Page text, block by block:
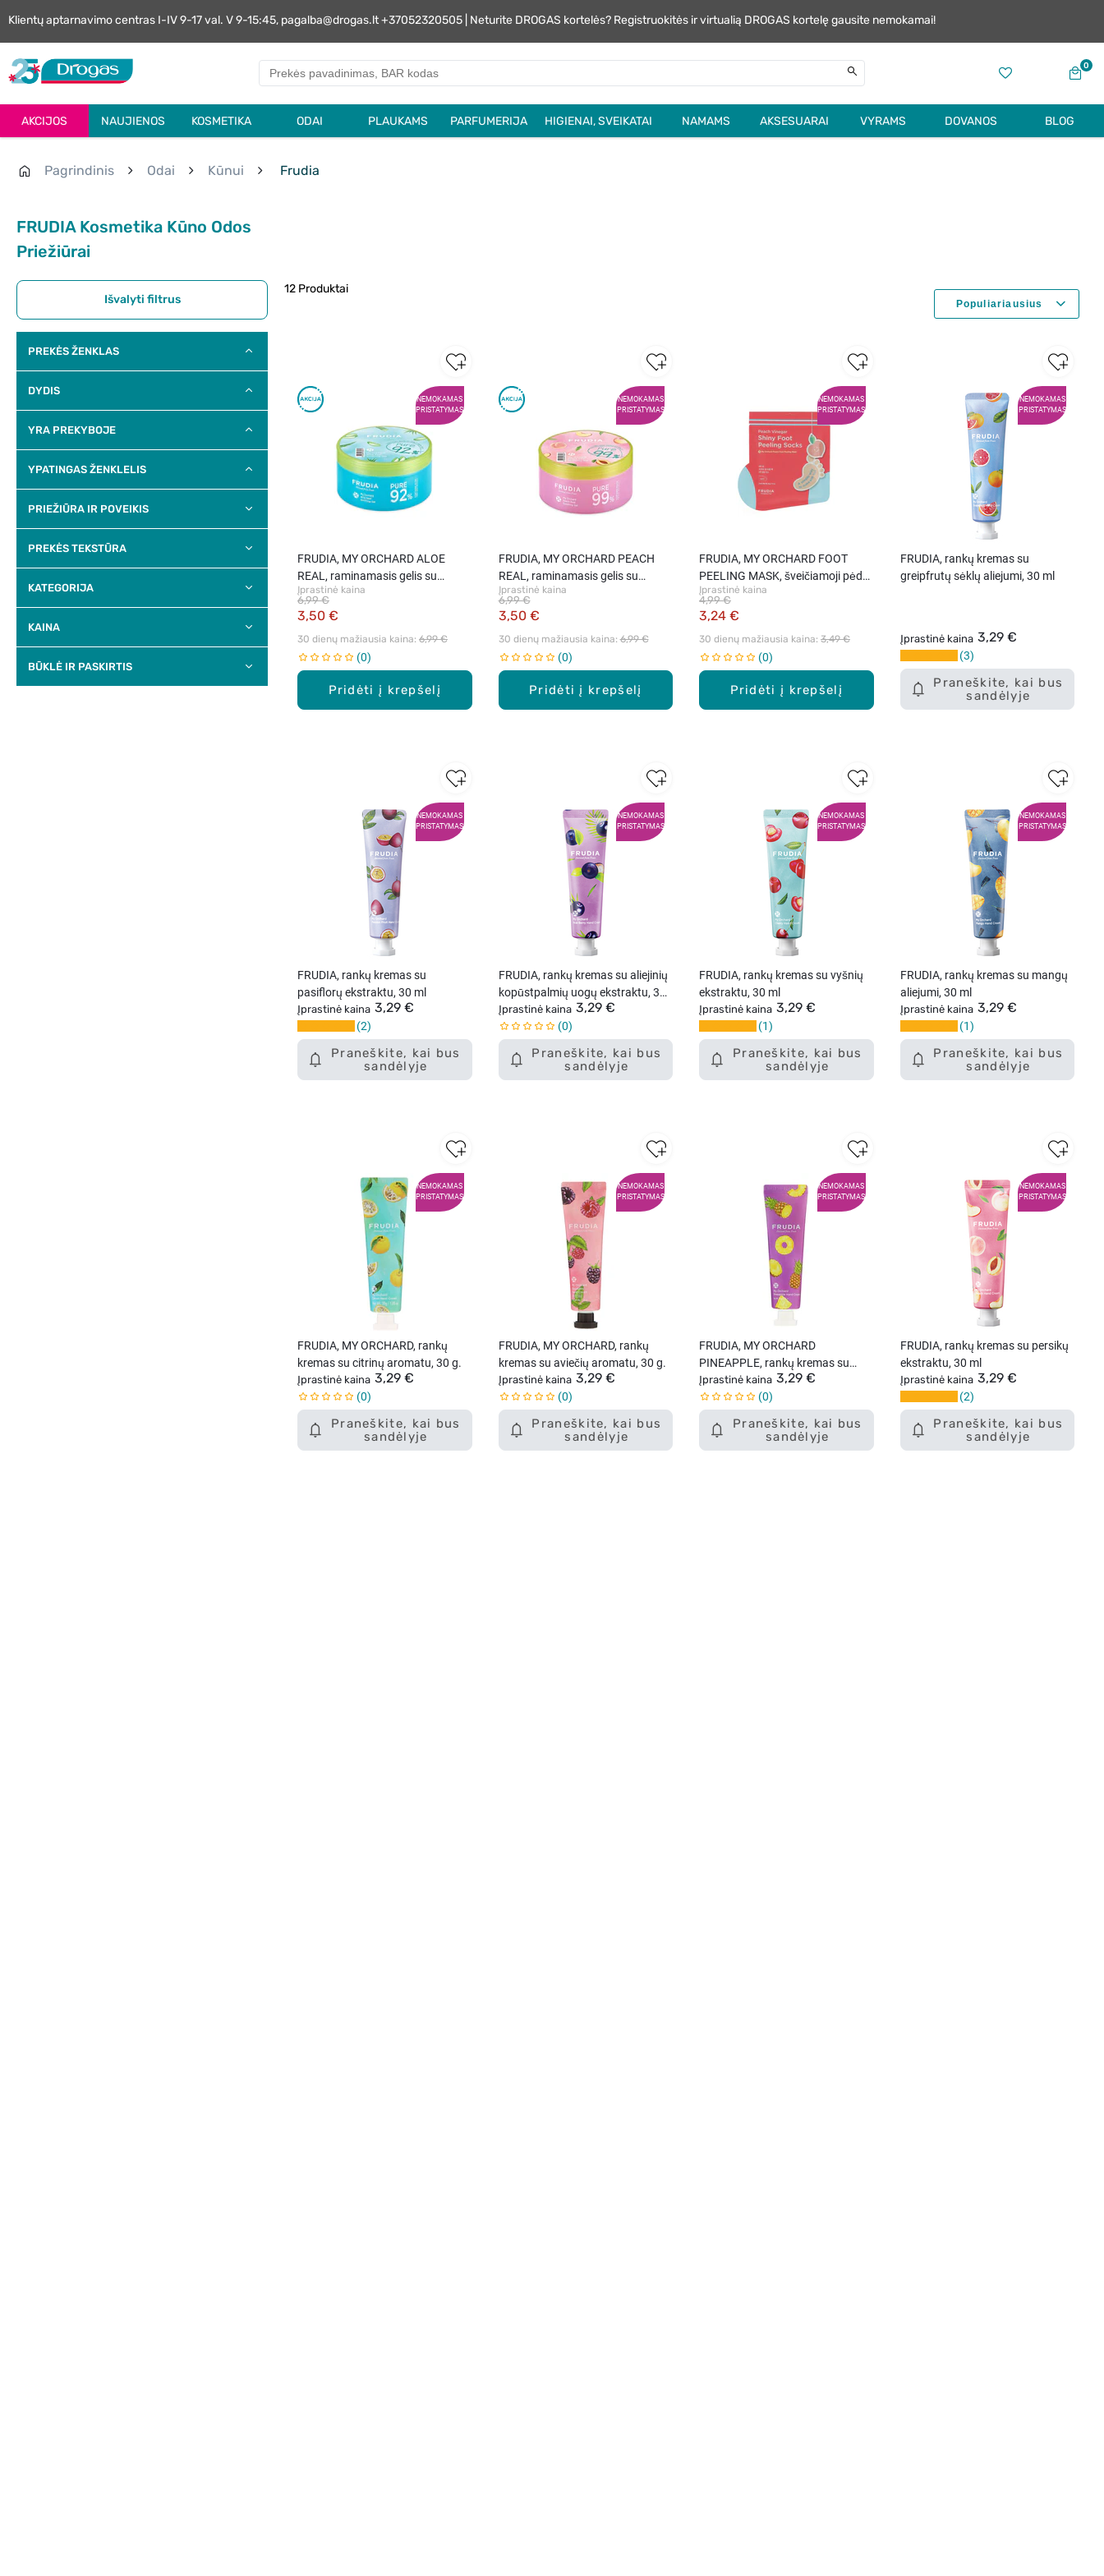
Klientų aptarnavimo centras I-IV 9-17 val. V 9-15:45, pagalba@drogas.lt +37052320505 | Neturite DROGAS kortelės? Registruokitės ir virtualią DROGAS kortelę gausite nemokamai!
0
AKCIJOS NAUJIENOS KOSMETIKA ODAI PLAUKAMS PARFUMERIJA HIGIENAI, SVEIKATAI NAMAMS AKSESUARAI VYRAMS DOVANOS BLOG
Pagrindinis Odai Kūnui Frudia
FRUDIA Kosmetika Kūno Odos
Priežiūrai
Išvalyti filtrus
PREKĖS ŽENKLAS
DYDIS
YRA PREKYBOJE
YPATINGAS ŽENKLELIS
PRIEŽIŪRA IR POVEIKIS
PREKĖS TEKSTŪRA
KATEGORIJA
KAINA
BŪKLĖ IR PASKIRTIS
12 Produktai
NEMOKAMAS
PRISTATYMAS
Pridėti į krepšelį
FRUDIA, MY ORCHARD ALOE
REAL, raminamasis gelis su
alavijų ekstraktu, 300 ml.
Įprastinė kaina
3,50 €
6,99 €
30 dienų mažiausia kaina: 6,99 €
0
NEMOKAMAS
PRISTATYMAS
Pridėti į krepšelį
FRUDIA, MY ORCHARD PEACH
REAL, raminamasis gelis su
persikų ekstraktu, 300 ml.
Įprastinė kaina
3,50 €
6,99 €
30 dienų mažiausia kaina: 6,99 €
0
NEMOKAMAS
PRISTATYMAS
Pridėti į krepšelį
FRUDIA, MY ORCHARD FOOT
PEELING MASK, šveičiamoji pėdų
kaukė, 1 pora
Įprastinė kaina
3,24 €
4,99 €
30 dienų mažiausia kaina: 3,49 €
0
NEMOKAMAS
PRISTATYMAS
Praneškite, kai bus
sandėlyje
FRUDIA, rankų kremas su
greipfrutų sėklų aliejumi, 30 ml
Įprastinė kaina 3,29 €
3
NEMOKAMAS
PRISTATYMAS
Praneškite, kai bus
sandėlyje
FRUDIA, rankų kremas su
pasiflorų ekstraktu, 30 ml
Įprastinė kaina 3,29 €
2
NEMOKAMAS
PRISTATYMAS
Praneškite, kai bus
sandėlyje
FRUDIA, rankų kremas su aliejinių
kopūstpalmių uogų ekstraktu, 30
ml
Įprastinė kaina 3,29 €
0
NEMOKAMAS
PRISTATYMAS
Praneškite, kai bus
sandėlyje
FRUDIA, rankų kremas su vyšnių
ekstraktu, 30 ml
Įprastinė kaina 3,29 €
1
NEMOKAMAS
PRISTATYMAS
Praneškite, kai bus
sandėlyje
FRUDIA, rankų kremas su mangų
aliejumi, 30 ml
Įprastinė kaina 3,29 €
1
NEMOKAMAS
PRISTATYMAS
Praneškite, kai bus
sandėlyje
FRUDIA, MY ORCHARD, rankų
kremas su citrinų aromatu, 30 g.
Įprastinė kaina 3,29 €
0
NEMOKAMAS
PRISTATYMAS
Praneškite, kai bus
sandėlyje
FRUDIA, MY ORCHARD, rankų
kremas su aviečių aromatu, 30 g.
Įprastinė kaina 3,29 €
0
NEMOKAMAS
PRISTATYMAS
Praneškite, kai bus
sandėlyje
FRUDIA, MY ORCHARD
PINEAPPLE, rankų kremas su
ananasų aromatu, 30 g.
Įprastinė kaina 3,29 €
0
NEMOKAMAS
PRISTATYMAS
Praneškite, kai bus
sandėlyje
FRUDIA, rankų kremas su persikų
ekstraktu, 30 ml
Įprastinė kaina 3,29 €
2